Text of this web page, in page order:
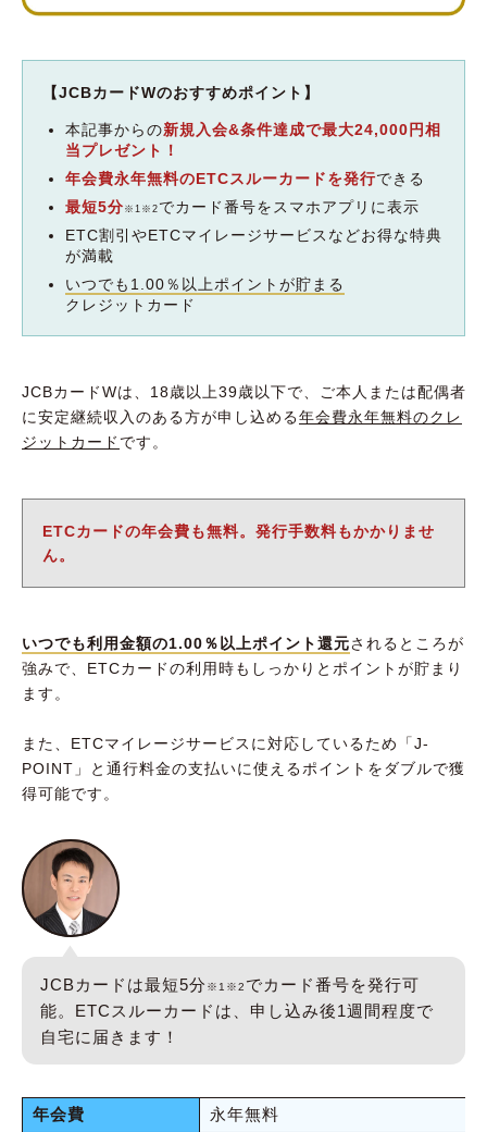
【JCBカードWのおすすめポイント】
本記事からの新規入会&条件達成で最大24,000円相
当プレゼント！
年会費永年無料のETCスルーカードを発行できる
最短5分 ※1※2 でカード番号をスマホアプリに表示
ETC割引やETCマイレージサービスなどお得な特典
が満載
いつでも1.00％以上ポイントが貯まる
クレジットカード
JCBカードWは、18歳以上39歳以下で、ご本人または配偶者
に安定継続収入のある方が申し込める年会費永年無料のクレ
ジットカード です。
ETCカードの年会費も無料。発行手数料もかかりませ
ん。
いつでも利用金額の1.00％以上ポイント還元されるところが
強みで、ETCカードの利用時もしっかりとポイントが貯まり
ます。
また、ETCマイレージサービスに対応しているため「J-
POINT」と通行料金の支払いに使えるポイントをダブルで獲
得可能です。
JCBカードは最短5分 ※1※2 でカード番号を発行可
能。ETCスルーカードは、申し込み後1週間程度で
自宅に届きます！
年会費
永年無料